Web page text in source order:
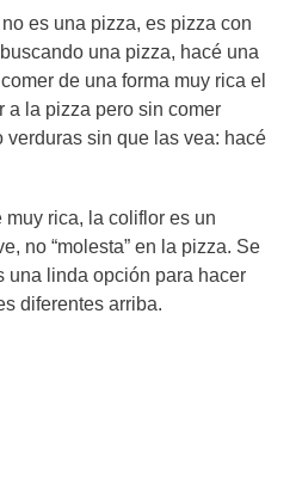
es una pizza, es pizza con
una pizza, hacé una
de una forma muy rica el
a la pizza pero sin comer
verduras sin que las vea: hacé
rica, la coliflor es un
no “molesta” en la pizza. Se
una linda opción para hacer
diferentes arriba.